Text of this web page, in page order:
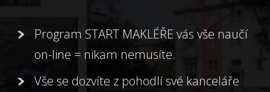
Program START MAKLÉŘE vás vše naučí
on-line = nikam nemusíte.
Vše se dozvíte z pohodlí své kanceláře